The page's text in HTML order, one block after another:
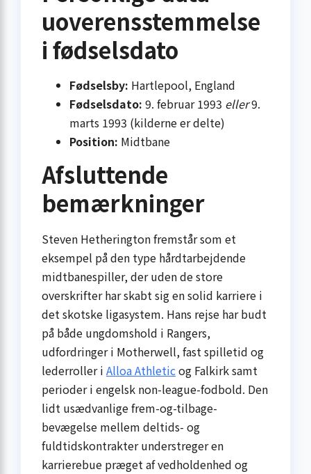
uoverensstemmelse
i fødselsdato
Fødselsby: Hartlepool, England
Fødselsdato: 9. februar 1993 eller9.
marts 1993 (kilderne er delte)
Position: Midtbane
Afsluttende
bemærkninger
Steven Hetherington fremstår som et
eksempel på den type hårdtarbejdende
midtbanespiller, der uden de store
overskrifter har skabt sig en solid karriere i
det skotske ligasystem. Hans rejse har budt
på både ungdomshold i Rangers,
udfordringer i Motherwell, fast spilletid og
lederroller i Alloa Athleticog Falkirk samt
perioder i engelsk non-league-fodbold. Den
lidt usædvanlige frem-og-tilbage-
bevægelse mellem deltids- og
fuldtidskontrakter understreger en
karrierebue præget af vedholdenhed og